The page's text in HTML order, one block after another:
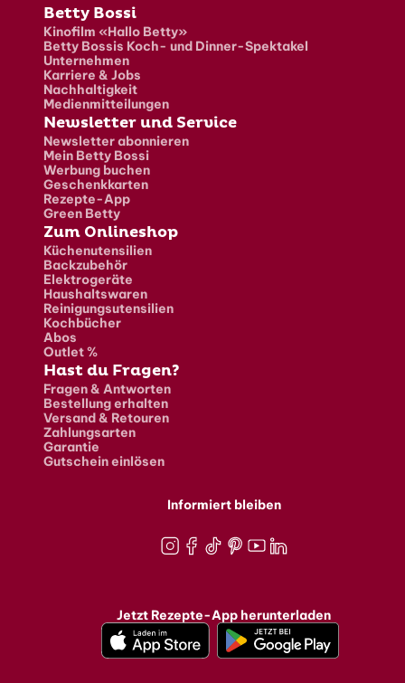
Fusszeile
Betty Bossi
Kinofilm «Hallo Betty»
Betty Bossis Koch- und Dinner-Spektakel
Unternehmen
Karriere & Jobs
Nachhaltigkeit
Medienmitteilungen
Newsletter und Service
Newsletter abonnieren
Mein Betty Bossi
Werbung buchen
Geschenkkarten
Rezepte-App
Green Betty
Zum Onlineshop
Küchenutensilien
Backzubehör
Elektrogeräte
Haushaltswaren
Reinigungsutensilien
Kochbücher
Abos
Outlet %
Hast du Fragen?
Fragen & Antworten
Bestellung erhalten
Versand & Retouren
Zahlungsarten
Garantie
Gutschein einlösen
Informiert bleiben
Jetzt Rezepte-App herunterladen